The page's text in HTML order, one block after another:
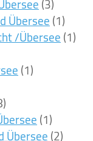
Übersee(1)
/Übersee(1)
(1)
(1)
Übersee(2)